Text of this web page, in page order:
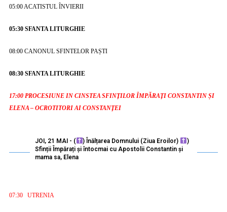
05:00ACATISTUL ÎNVIERII
05:30 SFANTA LITURGHIE
08:00CANONUL SFINTELOR PAȘTI
08:30 SFANTA LITURGHIE
17:00 PROCESIUNE IN CINSTEA SFINȚILOR ÎMPĂRAȚI CONSTANTIN ȘI
ELENA – OCROTITORI AI CONSTANȚEI
JOI, 21 MAI - ( ) Înălțarea Domnului (Ziua Eroilor)
)
Sfinții Împărați și întocmai cu Apostolii Constantin și
mama sa, Elena
07:30 UTRENIA